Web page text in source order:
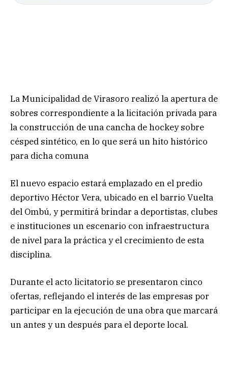
La Municipalidad de Virasoro realizó la apertura de
sobres correspondiente a la licitación privada para
la construcción de una cancha de hockey sobre
césped sintético, en lo que será un hito histórico
para dicha comuna
El nuevo espacio estará emplazado en el predio
deportivo Héctor Vera, ubicado en el barrio Vuelta
del Ombú, y permitirá brindar a deportistas, clubes
e instituciones un escenario con infraestructura
de nivel para la práctica y el crecimiento de esta
disciplina.
Durante el acto licitatorio se presentaron cinco
ofertas, reflejando el interés de las empresas por
participar en la ejecución de una obra que marcará
un antes y un después para el deporte local.